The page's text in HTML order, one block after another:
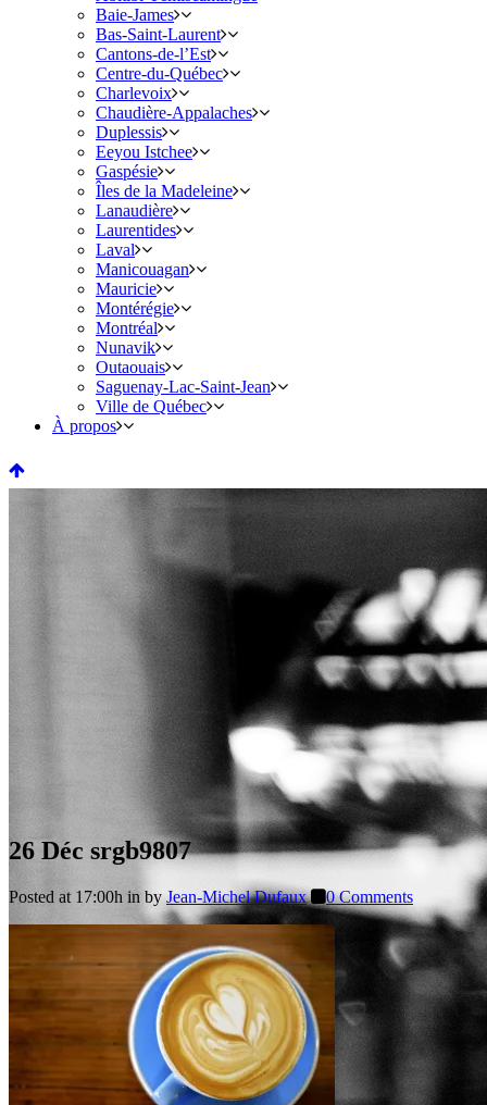
Baie-James
Bas-Saint-Laurent
Cantons-de-l’Est
Centre-du-Québec
Charlevoix
Chaudière-Appalaches
Duplessis
Eeyou Istchee
Gaspésie
Îles de la Madeleine
Lanaudière
Laurentides
Laval
Manicouagan
Mauricie
Montérégie
Montréal
Nunavik
Outaouais
Saguenay-Lac-Saint-Jean
Ville de Québec
À propos
26 Déc srgb9807
Posted at 17:00h in by Jean-Michel Dufaux 0 Comments